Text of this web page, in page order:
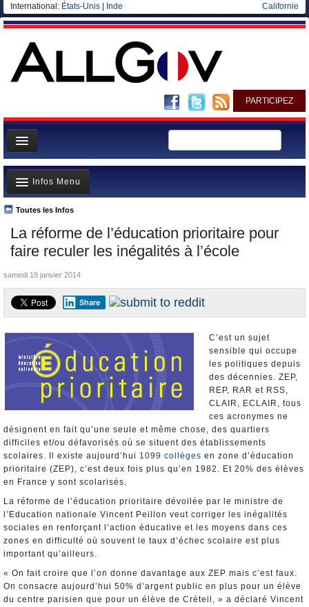
International: États-Unis Inde Californie
PARTICIPEZ
Page d'accueil
Infos
Gouvernement
Ministères/Directions
Blog
Elections européennes
La réforme de l’éducation prioritaire pour
faire reculer les inégalités à l’école
Toutes les Infos
Infos Menu
A la Une
Polémiques
La France et le Monde
Nominations et Démissions
Elections européennes
Infos insolites
Share
samedi 18 janvier 2014
C’est un sujet
sensible qui occupe
les politiques depuis
des décennies. ZEP,
REP, RAR et RSS,
CLAIR, ECLAIR, tous
ces acronymes ne
désignent en fait qu’une seule et même chose, des quartiers
difficiles et/ou défavorisés où se situent des établissements
scolaires. Il existe aujourd’hui 1099 collèges en zone d’éducation
prioritaire (ZEP), c’est deux fois plus qu’en 1982. Et 20% des élèves
en France y sont scolarisés.
La réforme de l’éducation prioritaire dévoilée par le ministre de
l’Education nationale Vincent Peillon veut corriger les inégalités
sociales en renforçant l’action éducative et les moyens dans ces
zones en difficulté où souvent le taux d’échec scolaire est plus
important qu’ailleurs.
« On fait croire que l’on donne davantage aux ZEP mais c’est faux.
On consacre aujourd’hui 50% d’argent public en plus pour un élève
du centre parisien que pour un élève de Créteil, » a déclaré Vincent